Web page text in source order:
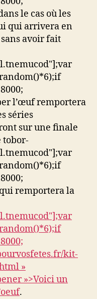
le cas où les
qui arrivera en
avoir fait
l’œuf remportera
séries
sur une finale
tobor-
remportera la
kit-
»
»>Voici un
.